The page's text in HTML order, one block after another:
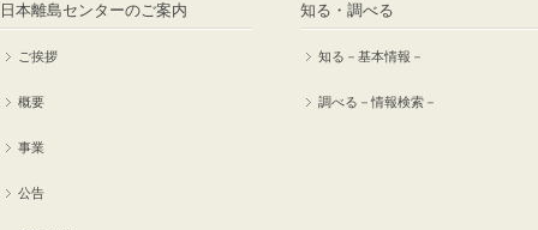
日本離島センターのご案内
ご挨拶
概要
事業
公告
知る・調べる
知る－基本情報－
調べる－情報検索－